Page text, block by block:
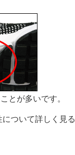
とが多いです。
について詳しく見る